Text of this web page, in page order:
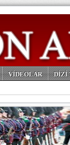
VİDEOLAR DİZİ